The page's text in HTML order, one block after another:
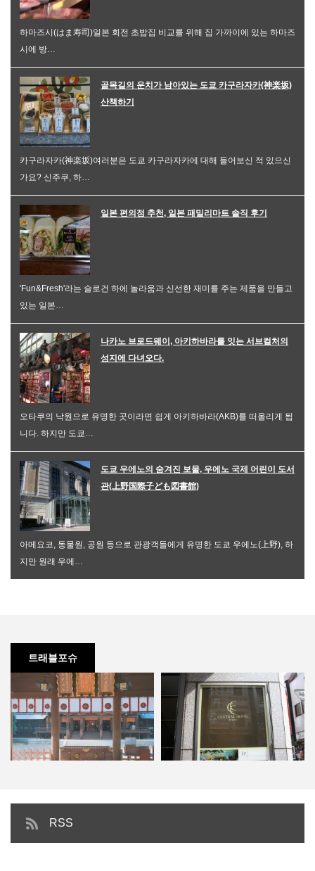
하마즈시(はま寿司)일본 회전 초밥집 비교를 위해 집 가까이에 있는 하마즈
시에 방…
골목길의 운치가 남아있는 도쿄 카구라자카(神楽坂)
산책하기
카구라자카(神楽坂)여러분은 도쿄 카구라자카에 대해 들어보신 적 있으신
가요? 신주쿠, 하…
일본 편의점 추천, 일본 패밀리마트 솔직 후기
'Fun&Fresh'라는 슬로건 하에 놀라움과 신선한 재미를 주는 제품을 만들고
있는 일본…
나카노 브로드웨이, 아키하바라를 잇는 서브컬처의
성지에 다녀오다.
오타쿠의 낙원으로 유명한 곳이라면 쉽게 아키하바라(AKB)를 떠올리게 됩
니다. 하지만 도쿄…
도쿄 우에노의 숨겨진 보물, 우에노 국제 어린이 도서
관(上野国際子ども図書館)
아메요코, 동물원, 공원 등으로 관광객들에게 유명한 도쿄 우에노(上野), 하
지만 원래 우에…
트래블포슈
일본의 아름다운 자연과 역사를 느
RSS